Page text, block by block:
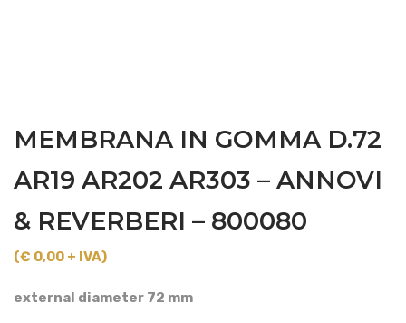
MEMBRANA IN GOMMA D.72
AR19 AR202 AR303 – ANNOVI
& REVERBERI – 800080
(€ 0,00 + IVA)
external diameter 72 mm